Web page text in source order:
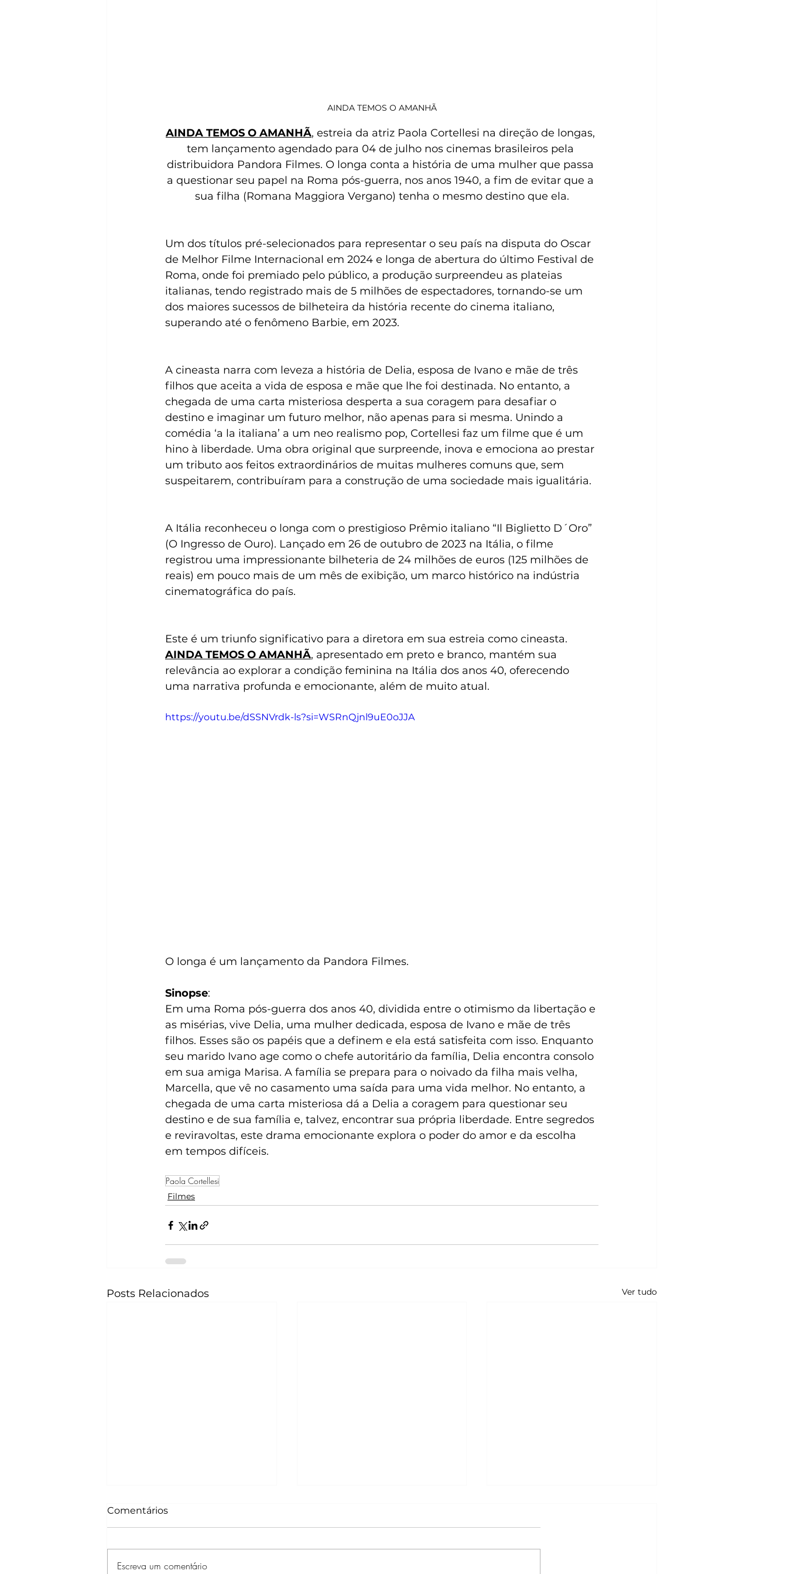
AINDA TEMOS O AMANHÃ
AINDA TEMOS O AMANHÃ, estreia da atriz Paola Cortellesi na direção de longas,
tem lançamento agendado para 04 de julho nos cinemas brasileiros pela
distribuidora Pandora Filmes. O longa conta a história de uma mulher que passa
a questionar seu papel na Roma pós-guerra, nos anos 1940, a fim de evitar que a
sua filha (Romana Maggiora Vergano) tenha o mesmo destino que ela.
Um dos títulos pré-selecionados para representar o seu país na disputa do Oscar
de Melhor Filme Internacional em 2024 e longa de abertura do último Festival de
Roma, onde foi premiado pelo público, a produção surpreendeu as plateias
italianas, tendo registrado mais de 5 milhões de espectadores, tornando-se um
dos maiores sucessos de bilheteira da história recente do cinema italiano,
superando até o fenômeno Barbie, em 2023.
A cineasta narra com leveza a história de Delia, esposa de Ivano e mãe de três
filhos que aceita a vida de esposa e mãe que lhe foi destinada. No entanto, a
chegada de uma carta misteriosa desperta a sua coragem para desafiar o
destino e imaginar um futuro melhor, não apenas para si mesma. Unindo a
comédia ‘a la italiana’ a um neo realismo pop, Cortellesi faz um filme que é um
hino à liberdade. Uma obra original que surpreende, inova e emociona ao prestar
um tributo aos feitos extraordinários de muitas mulheres comuns que, sem
suspeitarem, contribuíram para a construção de uma sociedade mais igualitária.
A Itália reconheceu o longa com o prestigioso Prêmio italiano “Il Biglietto D´Oro”
(O Ingresso de Ouro). Lançado em 26 de outubro de 2023 na Itália, o filme
registrou uma impressionante bilheteria de 24 milhões de euros (125 milhões de
reais) em pouco mais de um mês de exibição, um marco histórico na indústria
cinematográfica do país.
Este é um triunfo significativo para a diretora em sua estreia como cineasta.
AINDA TEMOS O AMANHÃ, apresentado em preto e branco, mantém sua
relevância ao explorar a condição feminina na Itália dos anos 40, oferecendo
uma narrativa profunda e emocionante, além de muito atual.
https://youtu.be/dSSNVrdk-ls?si=WSRnQjnl9uE0oJJA
O longa é um lançamento da Pandora Filmes.
Sinopse:
Em uma Roma pós-guerra dos anos 40, dividida entre o otimismo da libertação e
as misérias, vive Delia, uma mulher dedicada, esposa de Ivano e mãe de três
filhos. Esses são os papéis que a definem e ela está satisfeita com isso. Enquanto
seu marido Ivano age como o chefe autoritário da família, Delia encontra consolo
em sua amiga Marisa. A família se prepara para o noivado da filha mais velha,
Marcella, que vê no casamento uma saída para uma vida melhor. No entanto, a
chegada de uma carta misteriosa dá a Delia a coragem para questionar seu
destino e de sua família e, talvez, encontrar sua própria liberdade. Entre segredos
e reviravoltas, este drama emocionante explora o poder do amor e da escolha
em tempos difíceis.
Paola Cortellesi
Filmes
Posts Relacionados Ver tudo
Comentários
Escreva um comentário